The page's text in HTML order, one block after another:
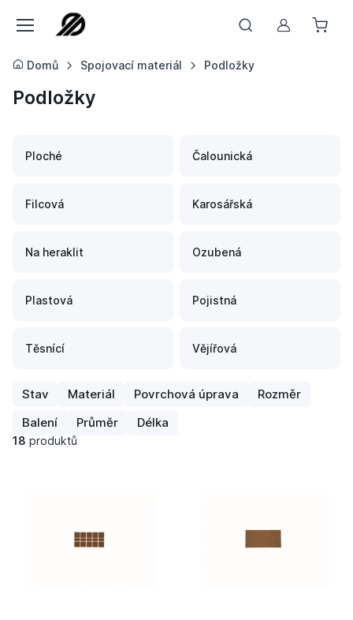
Můj účet
Domů Spojovací materiál Podložky
Podložky
Ploché Čalounická
Filcová Karosářská
Na heraklit Ozubená
Plastová Pojistná
Těsnící Vějířová
Stav Materiál Povrchová úprava
Rozměr
Balení
Průměr Délka
18 produktů